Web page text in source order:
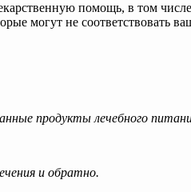
помощь, в том
могут не соответствовать
продукты лечебного
и обратно.